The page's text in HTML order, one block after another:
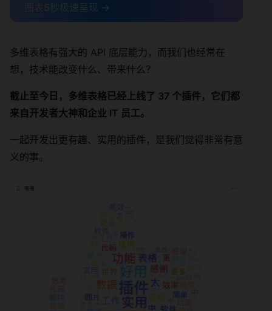
图表5秒极速呈现 →
多维表格有强大的 API 底层能力，而我们也经常在
想，技术能改变什么、带来什么？
截止至今日，多维表格已经上线了 37 个插件，它们都
来自开发者大神和企业 IT 员工。
一起开发出更有趣、实用的插件，是我们觉得非常有意
义的事。